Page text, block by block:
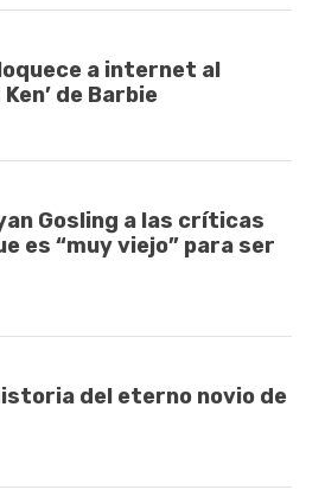
a internet al
de Barbie
Gosling a las críticas
es “muy viejo” para ser
del eterno novio de